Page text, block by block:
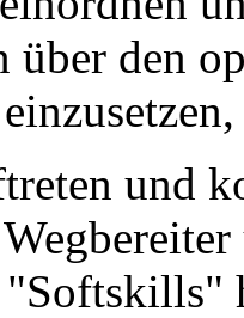
über den
und
"Softskills"